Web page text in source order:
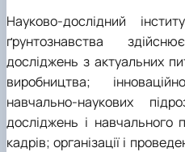
Науково-дослідний
ґрунтознавства
досліджень з актуальних
виробництва;
навчально-наукових
досліджень і навчального
кадрів; організації і